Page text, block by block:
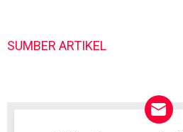
SUMBER ARTIKEL